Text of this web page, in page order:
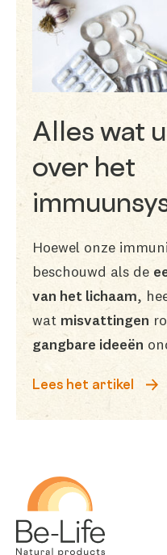
Alles wat
over het
Hoewel onze
beschouwd als de
van het lichaam,
wat misvattingen
gangbare ideeën
Lees het artikel